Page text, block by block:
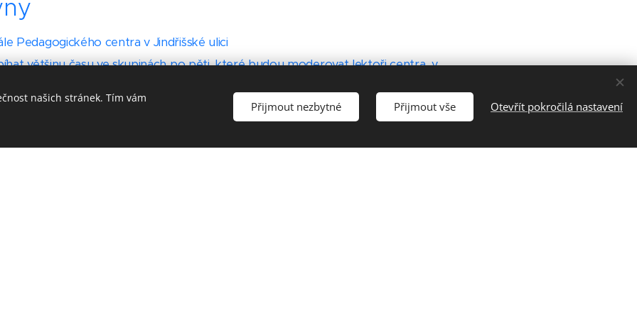
Pedagogického centra v Jindřišské ulici
většinu času ve skupinách po pěti, které budou moderovat lektoři centra, v
na počtu vybraných aktivit a zájmu žáků prozkoumávat herní svět. Běžná herní
našich stránek. Tím vám
Přijmout nezbytné Přijmout vše Otevřít pokročilá nastavení